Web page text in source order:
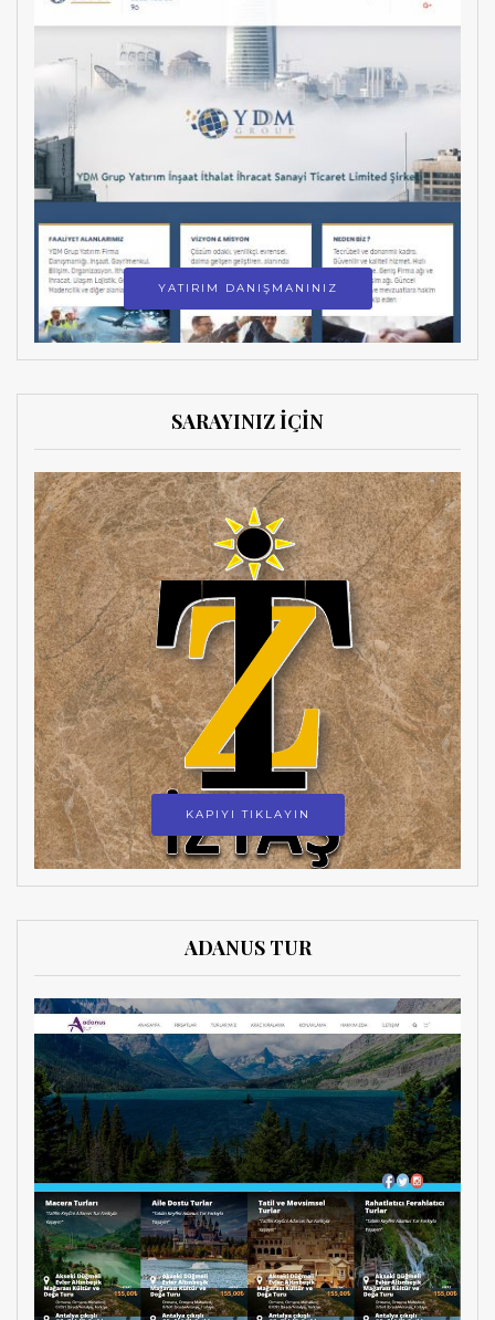
YATIRIM DANIŞMANINIZ
SARAYINIZ İÇİN
KAPIYI TIKLAYIN
ADANUS TUR